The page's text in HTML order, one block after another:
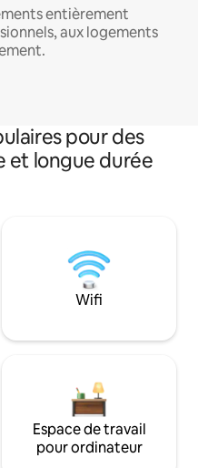
entièrement
aux logements
pour des
et longue durée
Wifi
Espace de travail
pour ordinateur